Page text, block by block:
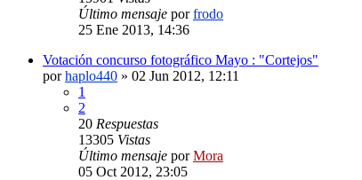
Último mensaje porfrodo
25 Ene 2013, 14:36
Votación concurso fotográfico Mayo : "Cortejos"
porhaplo440 » 02 Jun 2012, 12:11
1
2
20 Respuestas
13305 Vistas
Último mensaje porMora
05 Oct 2012, 23:05